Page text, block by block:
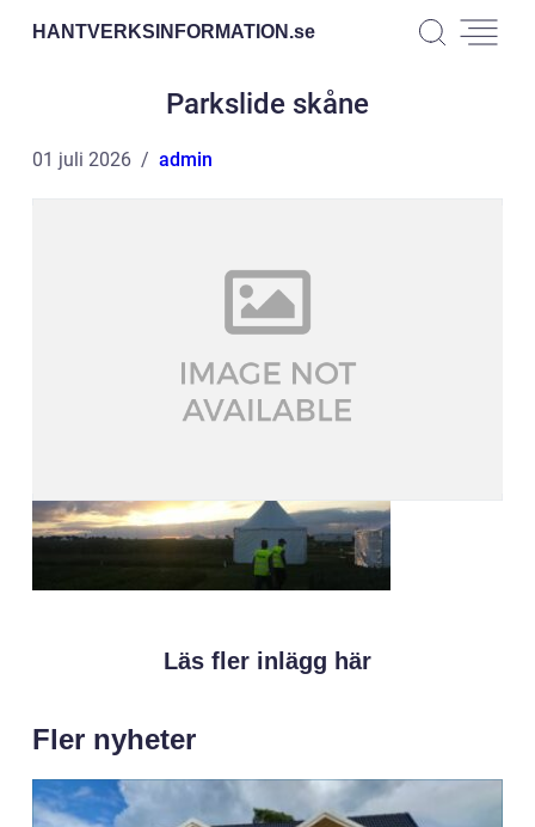
HANTVERKSINFORMATION.se
Parkslide skåne
01 juli 2026 admin
Läs fler inlägg här
Fler nyheter